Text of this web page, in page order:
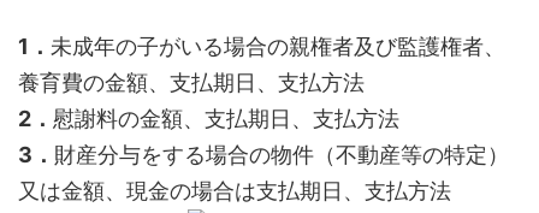
1． 未成年の子がいる場合の親権者及び監護権者、
養育費の金額、支払期日、支払方法
2． 慰謝料の金額、支払期日、支払方法
3． 財産分与をする場合の物件（不動産等の特定）
又は金額、現金の場合は支払期日、支払方法